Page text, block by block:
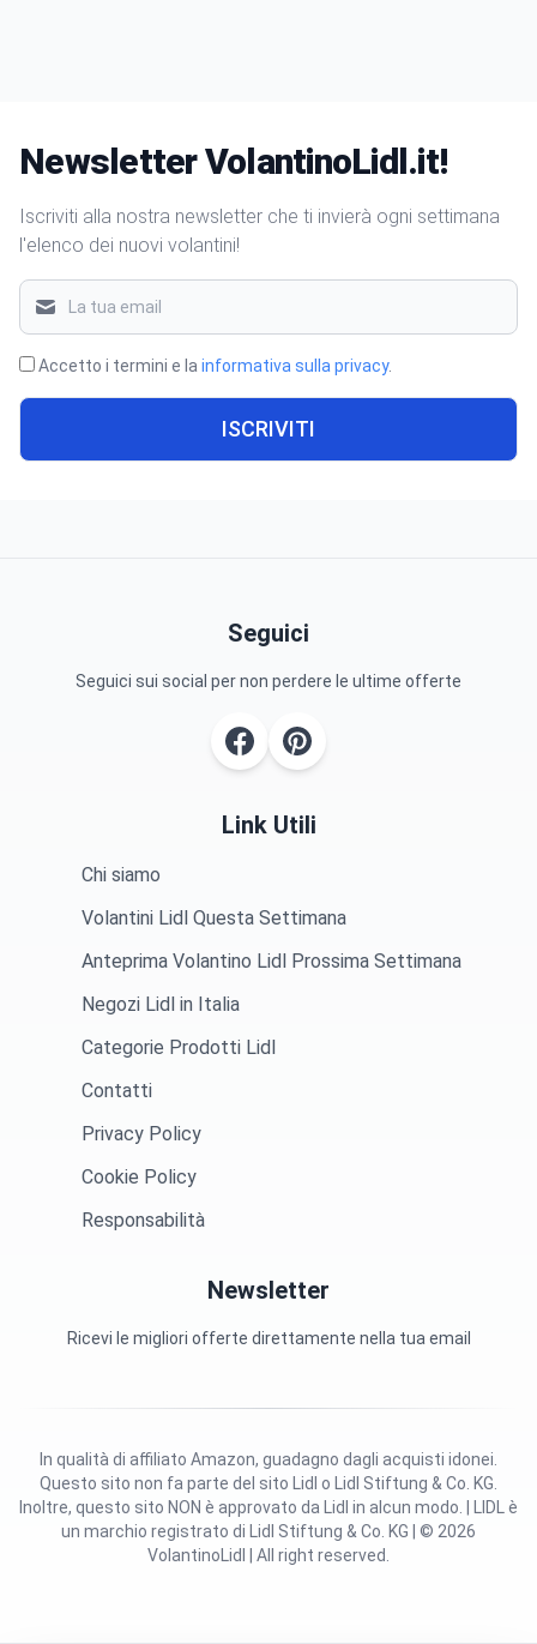
Newsletter VolantinoLidl.it!
Iscriviti alla nostra newsletter che ti invierà ogni settimana
l'elenco dei nuovi volantini!
Accetto i termini e lainformativa sulla privacy.
ISCRIVITI
Seguici
Seguici sui social per non perdere le ultime offerte
Link Utili
Chi siamo
Volantini Lidl Questa Settimana
Anteprima Volantino Lidl Prossima Settimana
Negozi Lidl in Italia
Categorie Prodotti Lidl
Contatti
Privacy Policy
Cookie Policy
Responsabilità
Newsletter
Ricevi le migliori offerte direttamente nella tua email
Questo sito non fa parte del sito Lidl o Lidl Stiftung & Co. KG.
Inoltre, questo sito NON è approvato da Lidl in alcun modo. | LIDL è
un marchio registrato di Lidl Stiftung & Co. KG | © 2026
VolantinoLidl | All right reserved.
In qualità di affiliato Amazon, guadagno dagli acquisti idonei.